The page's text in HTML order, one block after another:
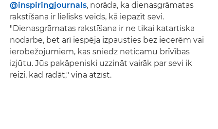
@inspiringjournals, norāda, ka dienasgrāmatas
rakstīšana ir lielisks veids, kā iepazīt sevi.
"Dienasgrāmatas rakstīšana ir ne tikai katartiska
nodarbe, bet arī iespēja izpausties bez iecerēm vai
ierobežojumiem, kas sniedz neticamu brīvības
izjūtu. Jūs pakāpeniski uzzināt vairāk par sevi ik
reizi, kad radāt," viņa atzīst.